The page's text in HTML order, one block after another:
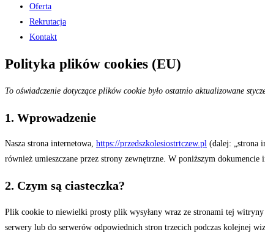
Oferta
Rekrutacja
Kontakt
Polityka plików cookies (EU)
To oświadczenie dotyczące plików cookie było ostatnio aktualizowane
1. Wprowadzenie
Nasza strona internetowa, https://przedszkolesiostrtczew.pl (dalej: „strona
również umieszczane przez strony zewnętrzne. W poniższym
2. Czym są ciasteczka?
Plik cookie to niewielki prosty plik wysyłany wraz ze stronami tej witryny
serwery lub do serwerów odpowiednich stron trzecich podczas kolejnej